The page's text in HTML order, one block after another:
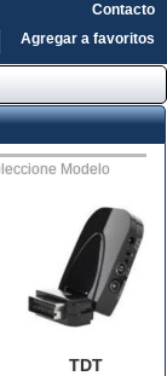
Contacto
Agregar a favoritos
Modelo
TDT